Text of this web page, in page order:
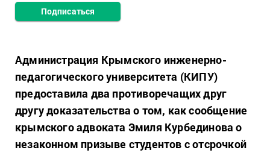
Подписаться
Администрация Крымского инженерно-
педагогического университета (КИПУ)
предоставила два противоречащих друг
другу доказательства о том, как сообщение
крымского адвоката Эмиля Курбединова о
незаконном призыве студентов с отсрочкой